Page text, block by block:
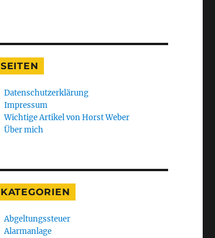
SEITEN
Datenschutzerklärung
Impressum
Wichtige Artikel von Horst Weber
Über mich
KATEGORIEN
Abgeltungssteuer
Alarmanlage